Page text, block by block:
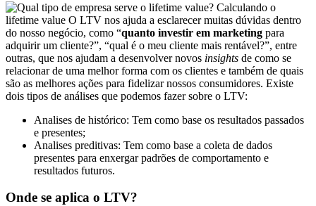
Calculando o
lifetime value O LTV nos ajuda a esclarecer muitas dúvidas dentro
do nosso negócio, como “quanto investir em marketing para
adquirir um cliente?”, “qual é o meu cliente mais rentável?”, entre
outras, que nos ajudam a desenvolver novos insights de como se
relacionar de uma melhor forma com os clientes e também de quais
são as melhores ações para fidelizar nossos consumidores. Existe
dois tipos de análises que podemos fazer sobre o LTV:
Analises de histórico: Tem como base os resultados passados
e presentes;
Analises preditivas: Tem como base a coleta de dados
presentes para enxergar padrões de comportamento e
resultados futuros.
Onde se aplica o LTV?